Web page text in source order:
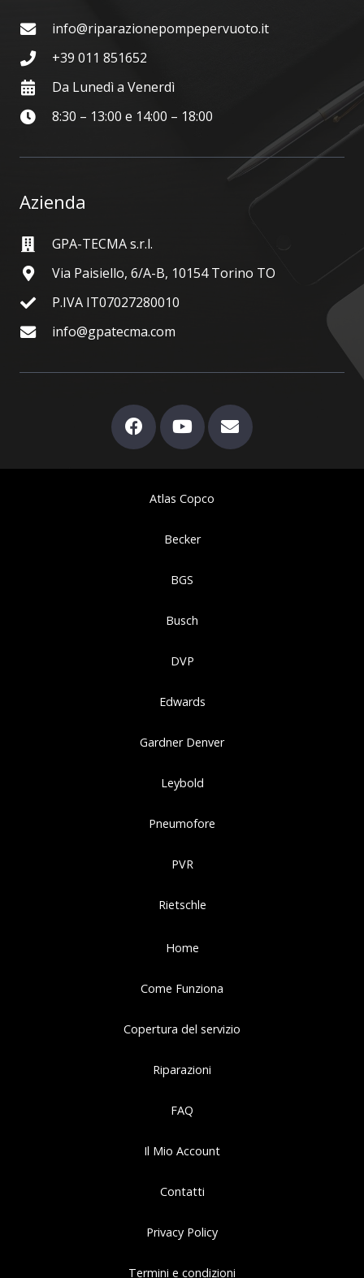
info@riparazionepompepervuoto.it
+39 011 851652
Da Lunedì a Venerdì
8:30 – 13:00 e 14:00 – 18:00
Azienda
GPA-TECMA s.r.l.
Via Paisiello, 6/A-B, 10154 Torino TO
P.IVA IT07027280010
info@gpatecma.com
Atlas Copco
Becker
BGS
Busch
DVP
Edwards
Gardner Denver
Leybold
Pneumofore
PVR
Rietschle
Home
Come Funziona
Copertura del servizio
Riparazioni
FAQ
Il Mio Account
Contatti
Privacy Policy
Termini e condizioni